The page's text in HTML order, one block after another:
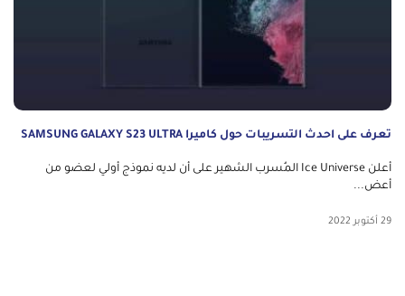
تعرف على احدث التسريبات حول كاميرا SAMSUNG GALAXY S23 ULTRA
أعلن Ice Universe المُسرب الشهير على أن لديه نموذج أولي لعضو من
أعض...
29 أكتوبر 2022